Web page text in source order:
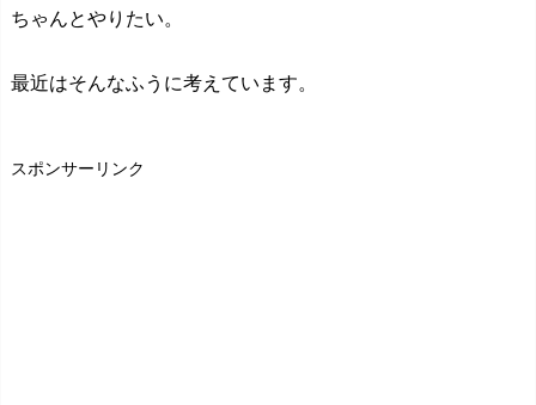
ちゃんとやりたい。
最近はそんなふうに考えています。
スポンサーリンク